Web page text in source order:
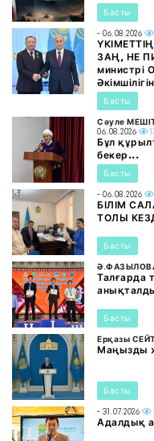
Басты
- 06.08.2026
ЗАҢ, НЕ
министрі
Басты
Сәуле
06.08.2026
Бұл
бекер...
Басты
- 06.08.2026
БІЛІМ
ТОЛЫ
Басты
Талғарда
Басты
Ерқазы
Маңызды
Басты
- 31.07.2026
Адалдық